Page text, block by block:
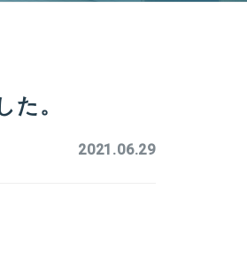
た。
2021.06.29